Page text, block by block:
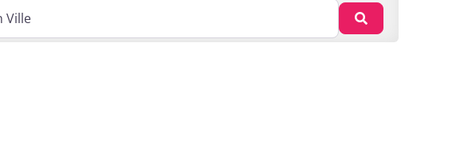
Recherche